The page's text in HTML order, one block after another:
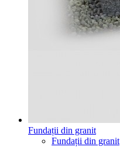
Fundații din granit
Fundații din granit